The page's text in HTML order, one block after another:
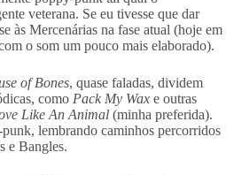
veterana. Se eu tivesse que dar
às Mercenárias na fase atual (hoje em
o som um pouco mais elaborado).
of Bones, quase faladas, dividem
como Pack My Wax e outras
Like An Animal (minha preferida).
lembrando caminhos percorridos
e Bangles.